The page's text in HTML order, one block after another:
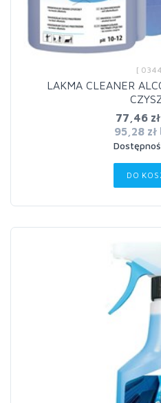
[
LAKMA CLEANER
77,46
95,28
DO